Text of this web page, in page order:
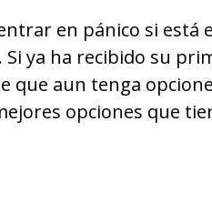
en pánico si
ya ha recibido su
que aun tenga
opciones que